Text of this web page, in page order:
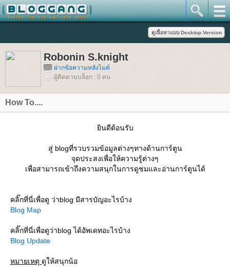
Robonin S.knight
ฝากข้อความหลังไมค์
ผู้ติดตามบล็อก : 0 คน
How To....
ินดีต้อนรับ
สู่ blogที่รวบรวมข้อมูลต่างๆทางด้านการ์ตูน
จุดประสงเพื่อให้ความรู้ต่างๆ
เพื่อสามารถเข้าถึงความสนุกในการดูชมและอ่านการ์ตูนได้
คลิ๊กที่นี่เพื่อดู ว่าblog มีสารบัญอะไรบ้าง
Blog Map
คลิ๊กที่นี่เพื่อดูว่าblog ได้อัพเดทอะไรบ้าง
Blog Update
หมายเหตุ ดูให้สนุกน้อ